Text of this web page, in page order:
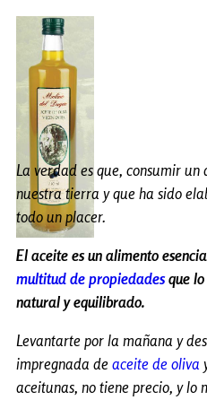
La verdad es que, consumir
nuestra tierra y que ha sido
todo un placer.
El aceite es un alimento
multitud de propiedades que
natural y equilibrado.
Levantarte por la mañana y
impregnada de aceite de oliva
aceitunas, no tiene precio, y lo